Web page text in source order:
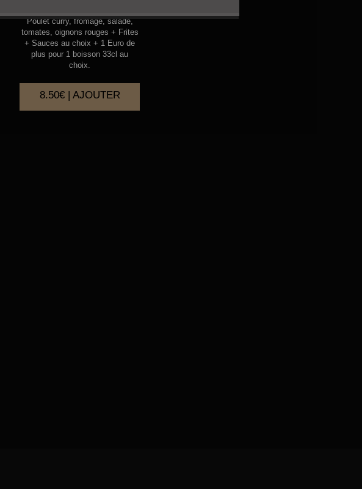
Poulet curry, fromage, salade,
tomates, oignons rouges + Frites
+ Sauces au choix + 1 Euro de
plus pour 1 boisson 33cl au
choix.
8.50€ | AJOUTER